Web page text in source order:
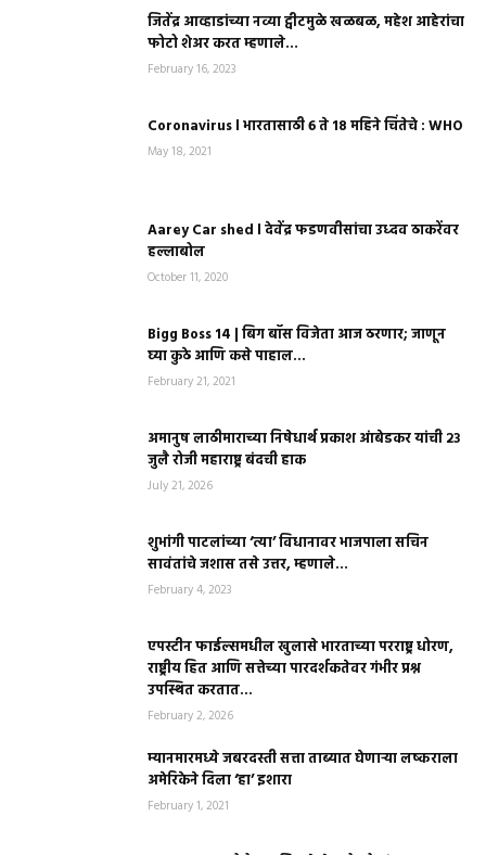
जितेंद्र आव्हाडांच्या नव्या ट्वीटमुळे खळबळ, महेश आहेरांचा
फोटो शेअर करत म्हणाले…
February 16, 2023
Coronavirus l भारतासाठी 6 ते 18 महिने चिंतेचे : WHO
May 18, 2021
Aarey Car shed l देवेंद्र फडणवीसांचा उध्दव ठाकरेंवर
हल्लाबोल
October 11, 2020
Bigg Boss 14 | बिग बॉस विजेता आज ठरणार; जाणून
घ्या कुठे आणि कसे पाहाल...
February 21, 2021
अमानुष लाठीमाराच्या निषेधार्थ प्रकाश आंबेडकर यांची २३
जुलै रोजी महाराष्ट्र बंदची हाक
July 21, 2026
शुभांगी पाटलांच्या ‘त्या’ विधानावर भाजपाला सचिन
सावंतांचे जशास तसे उत्तर, म्हणाले…
February 4, 2023
एपस्टीन फाईल्समधील खुलासे भारताच्या परराष्ट्र धोरण,
राष्ट्रीय हित आणि सत्तेच्या पारदर्शकतेवर गंभीर प्रश्न
उपस्थित करतात...
February 2, 2026
म्यानमारमध्ये जबरदस्ती सत्ता ताब्यात घेणाऱ्या लष्कराला
अमेरिकेने दिला ‘हा’ इशारा
February 1, 2021